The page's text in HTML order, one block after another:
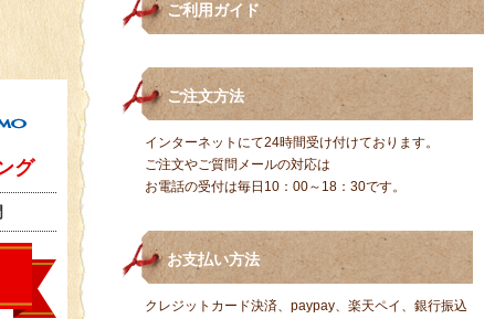
ご利用ガイド
ご注文方法
インターネットにて24時間受け付けております。
ご注文やご質問メールの対応は
お電話の受付は毎日10：00～18：30です。
お支払い方法
クレジットカード決済、paypay、楽天ペイ、銀行振込